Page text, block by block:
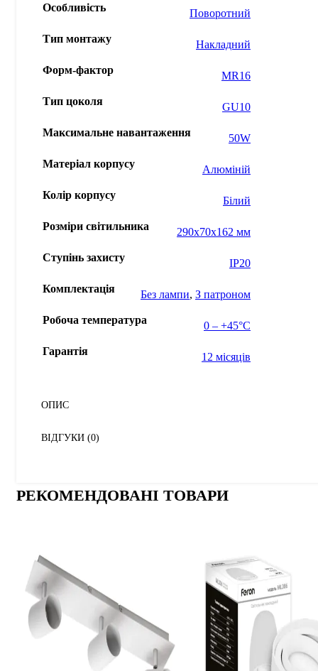
Особливість Поворотний
Тип монтажу Накладний
Форм-фактор MR16
Тип цоколя GU10
Максимальне навантаження 50W
Матеріал корпусу Алюміній
Колір корпусу Білий
Розміри світильника 290x70x162 мм
Ступінь захисту IP20
Комплектація Без лампи, З патроном
Робоча температура 0 – +45°С
Гарантія 12 місяців
ОПИС
ВІДГУКИ (0)
РЕКОМЕНДОВАНІ ТОВАРИ